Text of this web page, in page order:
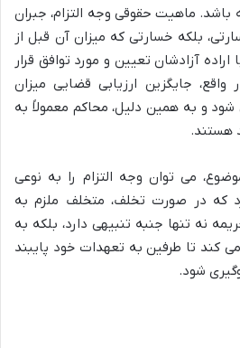
باشد. ماهیت حقوقی وجه التزام، جبران
بلکه خسارتی که میزان آن قبل از
آزادشان تعیین و مورد توافق قرار
جایگزین ارزیابی قضایی میزان
و به همین دلیل، محاکم معمولاً به
هستند.
می توان وجه التزام را به نوعی
که در صورت تخلف، متخلف ملزم به
نه تنها جنبه تنبیهی دارد، بلکه به
کند تا طرفین به تعهدات خود پایبند
شود.